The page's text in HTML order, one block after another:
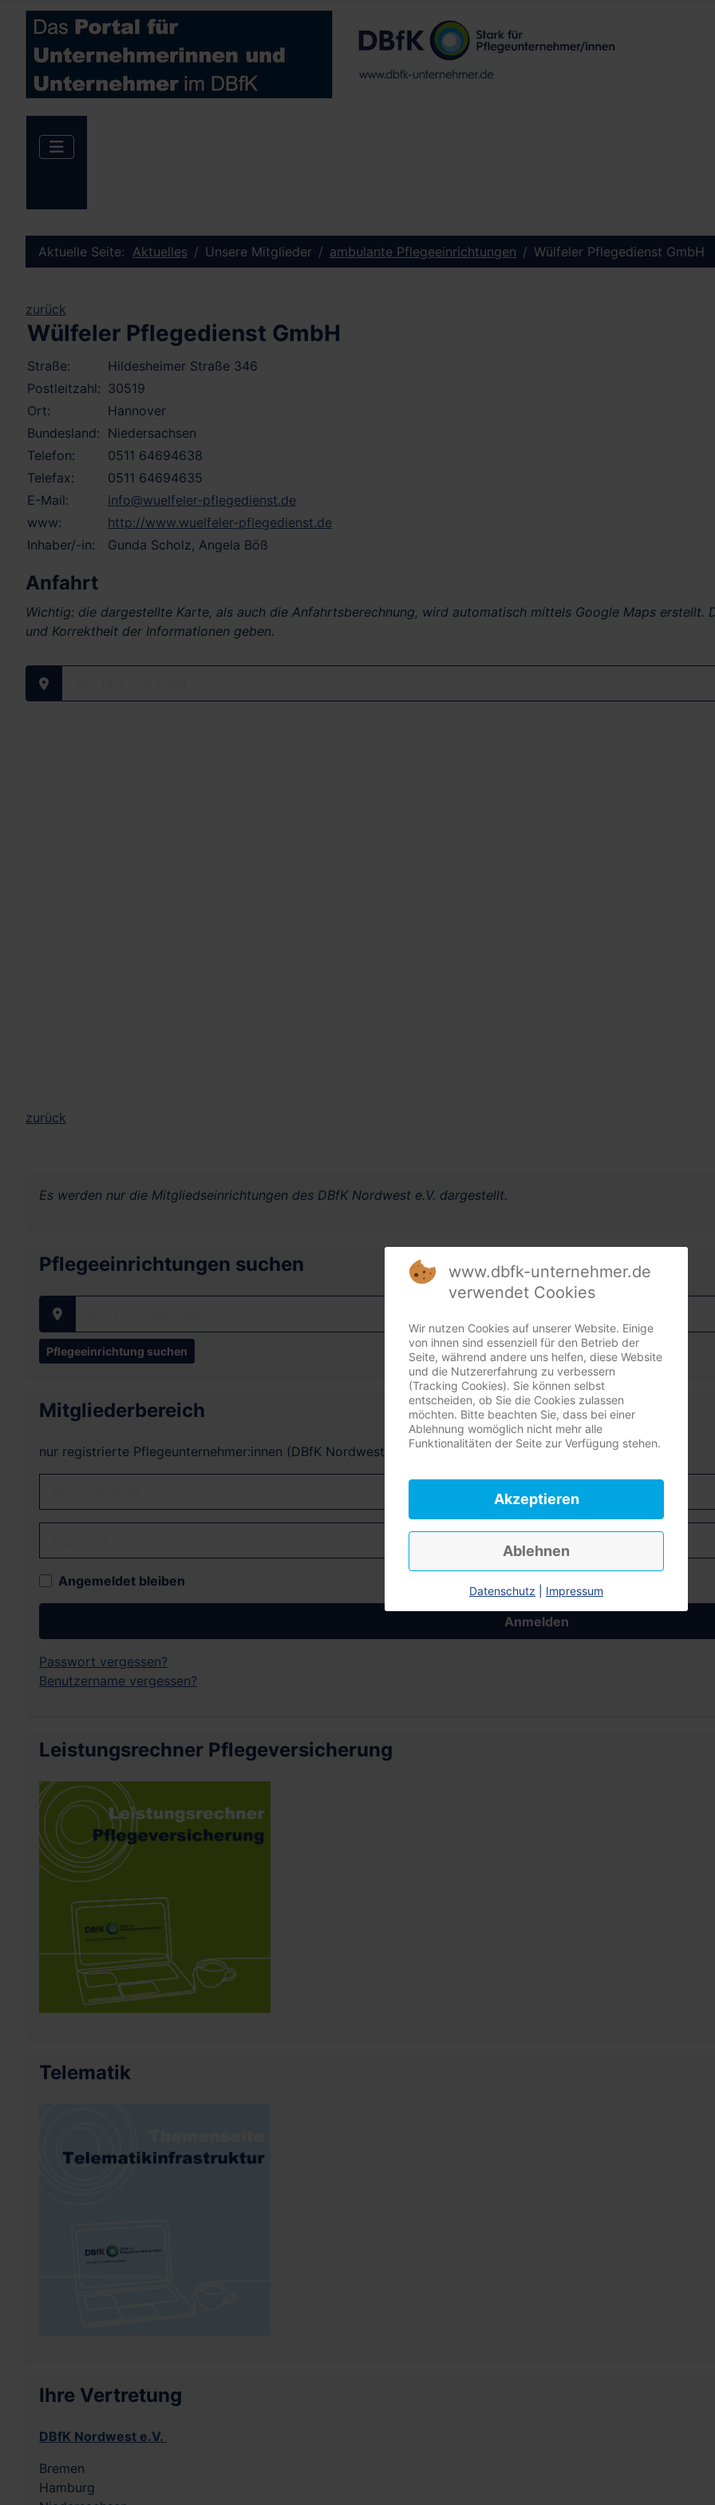
Aktuelle Seite: Aktuelles Unsere Mitglieder ambulante Pflegeeinrichtungen Wülfeler Pflegedienst GmbH
zurück
Wülfeler Pflegedienst GmbH
Straße:
Hildesheimer Straße 346
Postleitzahl: 30519
Ort:
Hannover
Bundesland: Niedersachsen
Telefon:
0511 64694638
Telefax:
0511 64694635
E-Mail:
info@wuelfeler-pflegedienst.de
www:
http://www.wuelfeler-pflegedienst.de
Inhaber/-in:
Gunda Scholz, Angela Böß
Anfahrt
Wichtig: die dargestellte Karte, als auch die Anfahrtsberechnung, wird automatisch mittels Google Maps erstellt.
und Korrektheit der Informationen geben.
Ihre PLZ und Stadt
zurück
Es werden nur die Mitgliedseinrichtungen des DBfK Nordwest e.V. dargestellt.
Pflegeeinrichtungen suchen
Ihre PLZ oder Stadt
Mitgliederbereich
nur registrierte Pflegeunternehmer:innen (DBfK Nordwest + Südost)
Angemeldet bleiben
Anmelden
Passwort vergessen?
Benutzername vergessen?
Leistungsrechner Pflegeversicherung
Telematik
Ihre Vertretung
DBfK Nordwest e.V.
Bremen
Hamburg
www.dbfk-unternehmer.de
verwendet Cookies
Wir nutzen Cookies auf unserer Website. Einige
von ihnen sind essenziell für den Betrieb der
Seite, während andere uns helfen, diese Website
und die Nutzererfahrung zu verbessern
(Tracking Cookies). Sie können selbst
entscheiden, ob Sie die Cookies zulassen
möchten. Bitte beachten Sie, dass bei einer
Ablehnung womöglich nicht mehr alle
Funktionalitäten der Seite zur Verfügung stehen.
Akzeptieren
Ablehnen
Datenschutz Impressum